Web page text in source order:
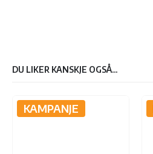
DU LIKER KANSKJE OGSÅ...
KAMPANJE